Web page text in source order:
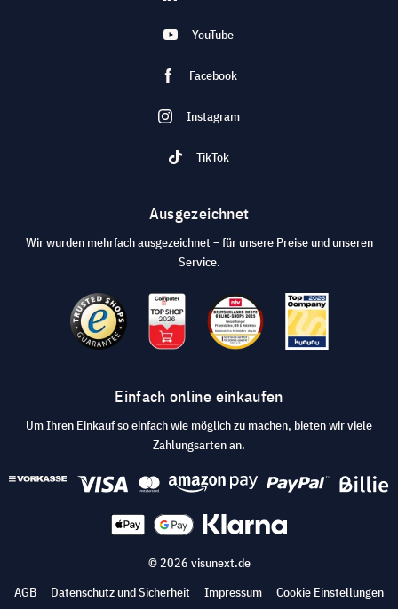
YouTube
Facebook
Instagram
TikTok
Ausgezeichnet
Wir wurden mehrfach ausgezeichnet – für unsere Preise und unseren
Service.
Einfach online einkaufen
Um Ihren Einkauf so einfach wie möglich zu machen, bieten wir viele
Zahlungsarten an.
© 2026 visunext.de
AGB
Datenschutz und Sicherheit Impressum
Cookie Einstellungen